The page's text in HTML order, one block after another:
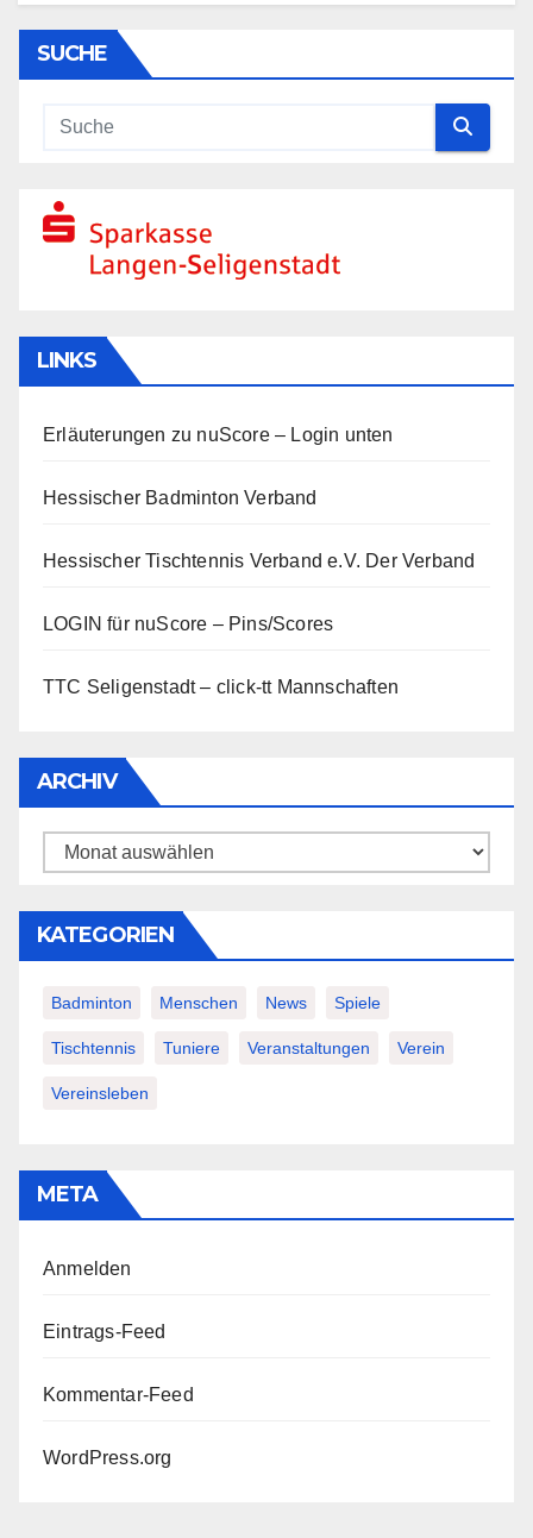
SUCHE
LINKS
Erläuterungen zu nuScore– Login unten
Hessischer Badminton Verband
Hessischer Tischtennis Verband e.V. Der Verband
LOGIN für nuScore – Pins/Scores
TTC Seligenstadt – click-tt Mannschaften
ARCHIV
Archiv
KATEGORIEN
Badminton Menschen News Spiele
Tischtennis Tuniere Veranstaltungen Verein
Vereinsleben
META
Anmelden
Eintrags-Feed
Kommentar-Feed
WordPress.org